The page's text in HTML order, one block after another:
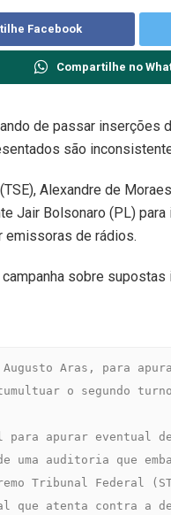
Facebook
Compartilhe no
de passar inserções
são
Alexandre de
Jair Bolsonaro (PL)
emissoras de rádios.
sobre
Aras, para
o segundo
apurar eventual
auditoria que
Tribunal Federal
que atenta contra a